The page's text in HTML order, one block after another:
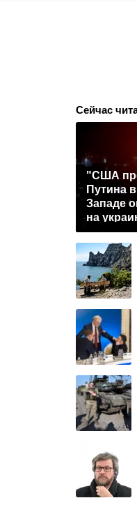
Сейчас
"США
Путина
Западе
на